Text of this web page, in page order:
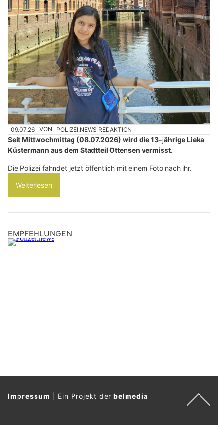
09.07.26 VON POLIZEI.NEWS REDAKTION
Seit Mittwochmittag (08.07.2026) wird die 13-jährige Lieka
Küstermann aus dem Stadtteil Ottensen vermisst.
Die Polizei fahndet jetzt öffentlich mit einem Foto nach ihr.
Weiterlesen
EMPFEHLUNGEN
Impressum Ein Projekt derbelmedia